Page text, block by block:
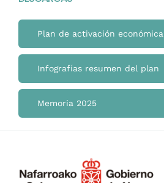
Mimukai
El Centro
La Comunidad
Plan de activación económica
Infografías resumen del plan
Memoria 2025